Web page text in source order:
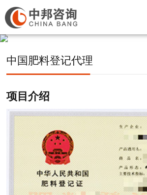
中国肥料登记代理
项目介绍